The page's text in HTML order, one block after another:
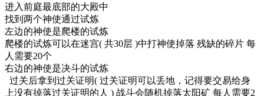
进入前庭最底部的大殿中
找到两个神使通过试炼
左边的神使是爬楼的试炼
爬楼的试炼可以在迷宫( 共30层 )中打神使掉落 残缺的碎片 每
人需要20个
右边的神使是决斗的试炼
过关后拿到过关证明( 过关证明可以丢地，记得要交易给身
上没有掉落过关证明的人 ) 战斗会随机掉落太阳矿 每人需要2